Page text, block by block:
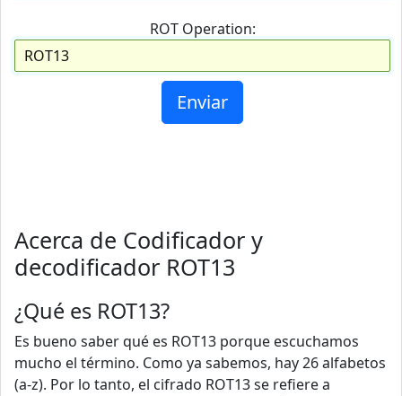
ROT Operation:
Acerca de Codificador y
decodificador ROT13
¿Qué es ROT13?
Es bueno saber qué es ROT13 porque escuchamos
mucho el término. Como ya sabemos, hay 26 alfabetos
(a-z). Por lo tanto, el cifrado ROT13 se refiere a